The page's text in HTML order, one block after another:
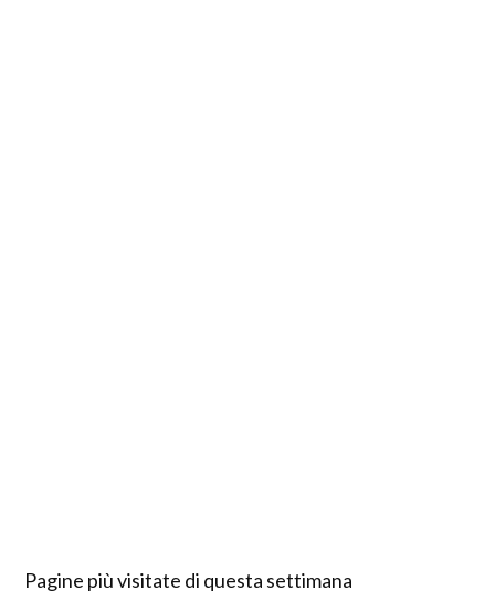
Pagine più visitate di questa settimana